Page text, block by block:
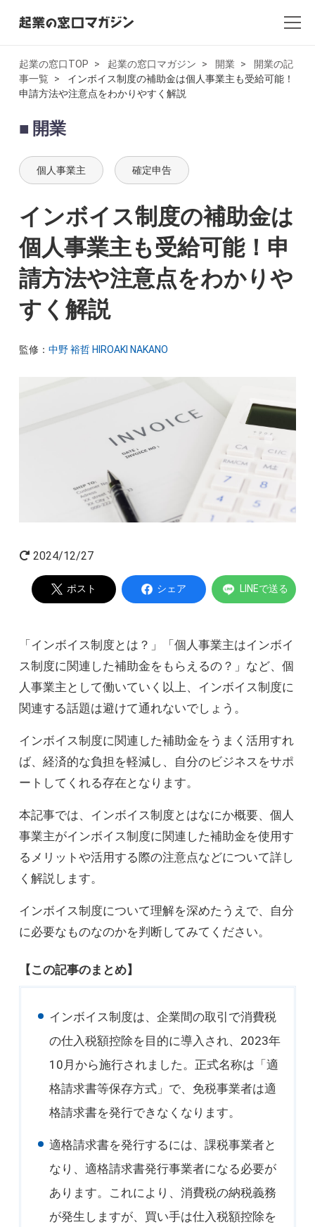
全記事一覧
起業・創業
開業
会社設立・法人化
会計
AI×起業
Powered by
起業の窓口TOP 起業の窓口マガジン 開業
開業の記
事一覧
インボイス制度の補助金は個人事業主も受給可能！
申請方法や注意点をわかりやすく解説
開業
個人事業主 確定申告
インボイス制度の補助金は
個人事業主も受給可能！申
請方法や注意点をわかりや
すく解説
監修： 中野 裕哲 HIROAKI NAKANO
2024/12/27
ポスト シェア LINEで送る
「インボイス制度とは？」「個人事業主はインボイ
ス制度に関連した補助金をもらえるの？」など、個
人事業主として働いていく以上、インボイス制度に
関連する話題は避けて通れないでしょう。
インボイス制度に関連した補助金をうまく活用すれ
ば、経済的な負担を軽減し、自分のビジネスをサポ
ートしてくれる存在となります。
本記事では、インボイス制度とはなにか概要、個人
事業主がインボイス制度に関連した補助金を使用す
るメリットや活用する際の注意点などについて詳し
く解説します。
インボイス制度について理解を深めたうえで、自分
に必要なものなのかを判断してみてください。
【この記事のまとめ】
インボイス制度は、企業間の取引で消費税
の仕入税額控除を目的に導入され、2023年
10月から施行されました。正式名称は「適
格請求書等保存方式」で、免税事業者は適
格請求書を発行できなくなります。
適格請求書を発行するには、課税事業者と
なり、適格請求書発行事業者になる必要が
あります。これにより、消費税の納税義務
が発生しますが、買い手は仕入税額控除を